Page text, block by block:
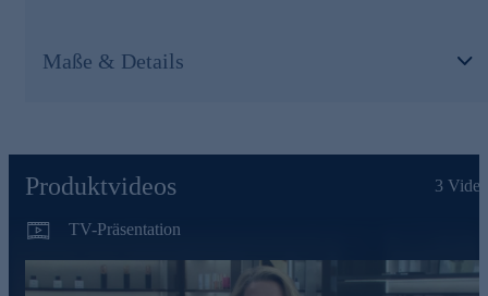
Nutzen Sie die Gelegenheit und bestellen Sie jetzt
bequem online.
Der Energiebooster von der oberen Hautschicht aus, der
das hauteigene Mikrobiom "trainieren" kann
Cell Aging
Intelligente Energieverteilung aus der mittleren Hautschicht
in sämtlichen Zellebenen
Maße & Details
Produktvideos 3
TV-Präsentation